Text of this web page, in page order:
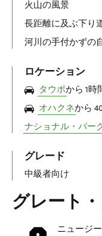
火山の風景
長距離に及ぶ下り
河川の手付かずの
ロケーション
タウポから 1時
オハクネから
ナショナル・パー
グレード
中級者向け
グレート
ニュージ